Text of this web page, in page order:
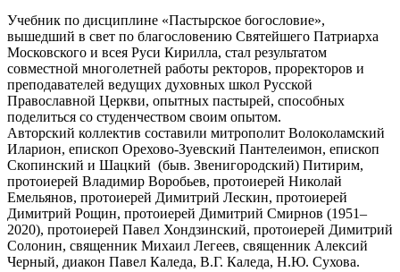
Учебник по дисциплине «Пастырское богословие»,
вышедший в свет по благословению Святейшего Патриарха
Московского и всея Руси Кирилла, стал результатом
совместной многолетней работы ректоров, проректоров и
преподавателей ведущих духовных школ Русской
Православной Церкви, опытных пастырей, способных
поделиться со студенчеством своим опытом.
Авторский коллектив составили митрополит Волоколамский
Иларион, епископ Орехово-Зуевский Пантелеимон, епископ
Скопинский и Шацкий (быв. Звенигородский) Питирим,
протоиерей Владимир Воробьев, протоиерей Николай
Емельянов, протоиерей Димитрий Лескин, протоиерей
Димитрий Рощин, протоиерей Димитрий Смирнов (1951–
2020), протоиерей Павел Хондзинский, протоиерей Димитрий
Солонин, священник Михаил Легеев, священник Алексий
Черный, диакон Павел Каледа, В.Г. Каледа, Н.Ю. Сухова.